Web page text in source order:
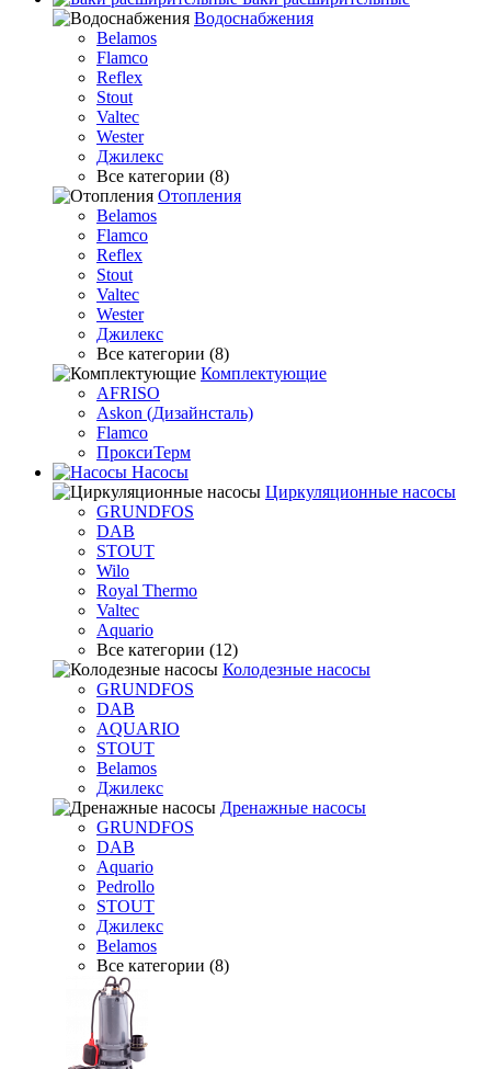
Водоснабжения
Belamos
Flamco
Reflex
Stout
Valtec
Wester
Джилекс
Все категории (8)
Отопления
Belamos
Flamco
Reflex
Stout
Valtec
Wester
Джилекс
Все категории (8)
Комплектующие
AFRISO
Askon (Дизайнсталь)
Flamco
ПроксиТерм
Насосы
Циркуляционные насосы
GRUNDFOS
DAB
STOUT
Wilo
Royal Thermo
Valtec
Aquario
Все категории (12)
Колодезные насосы
GRUNDFOS
DAB
AQUARIO
STOUT
Belamos
Джилекс
Дренажные насосы
GRUNDFOS
DAB
Aquario
Pedrollo
STOUT
Джилекс
Belamos
Все категории (8)